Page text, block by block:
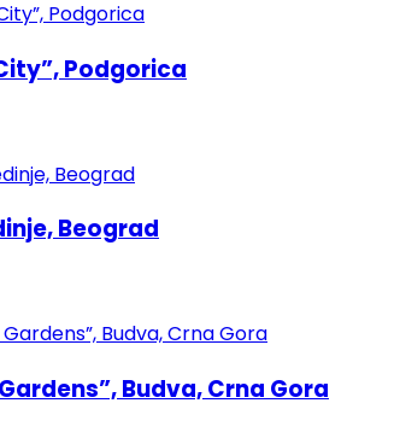
Podgorica
Beograd
Budva, Crna Gora